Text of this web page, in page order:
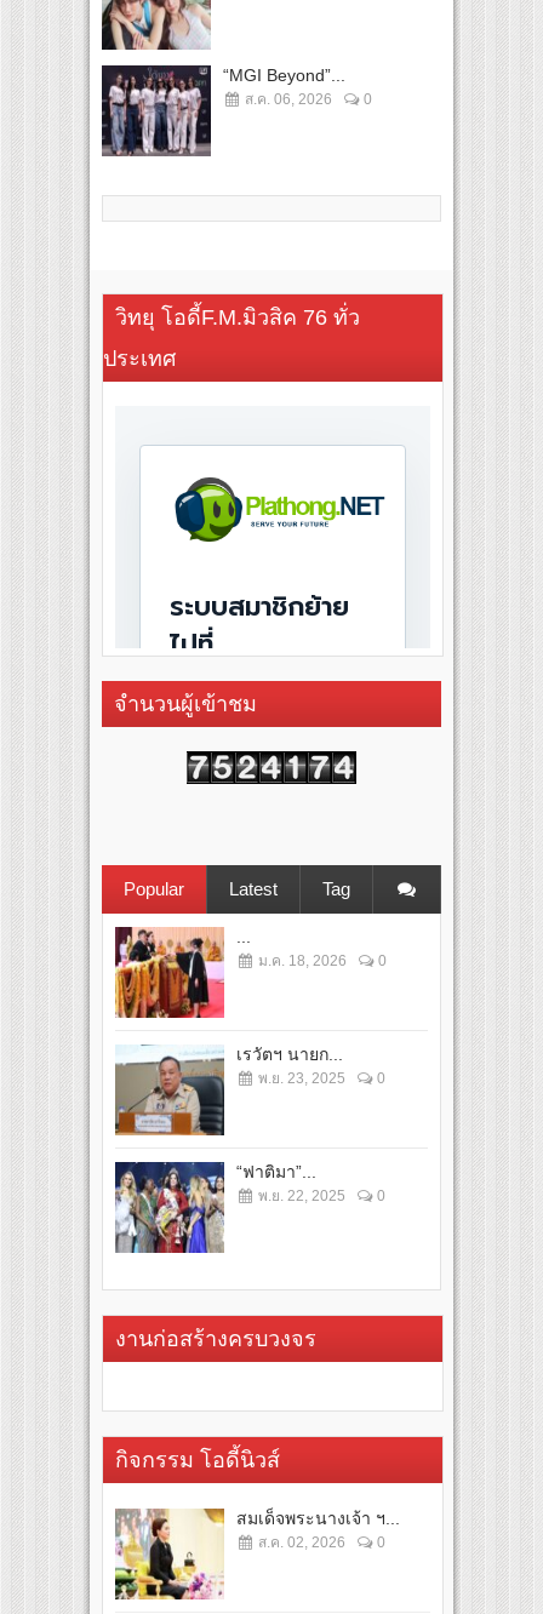
“MGI Beyond”...
ส.ค. 06, 2026 0
วิทยุ โอดี้F.M.มิวสิค 76 ทั่ว
ประเทศ
จำนวนผู้เข้าชม
Popular Latest Tag
ม.ค. 18, 2026 0
เรวัตฯ นายก...
พ.ย. 23, 2025 0
“ฟาติมา”...
พ.ย. 22, 2025 0
งานก่อสร้างครบวงจร
กิจกรรม โอดี้นิวส์
สมเด็จพระนางเจ้า ฯ...
ส.ค. 02, 2026 0